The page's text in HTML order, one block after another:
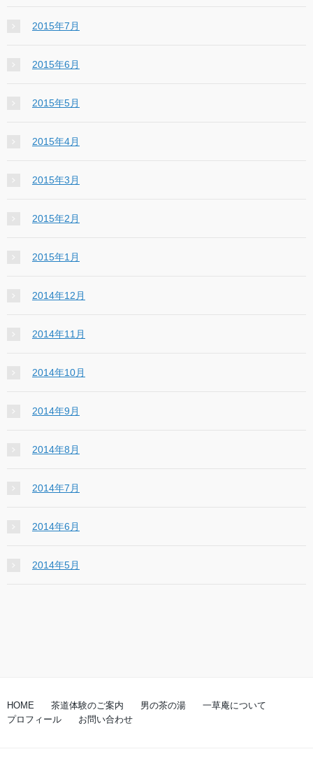
2015年7月
2015年6月
2015年5月
2015年4月
2015年3月
2015年2月
2015年1月
2014年12月
2014年11月
2014年10月
2014年9月
2014年8月
2014年7月
2014年6月
2014年5月
HOME 茶道体験のご案内 男の茶の湯
一草庵について
プロフィール
お問い合わせ